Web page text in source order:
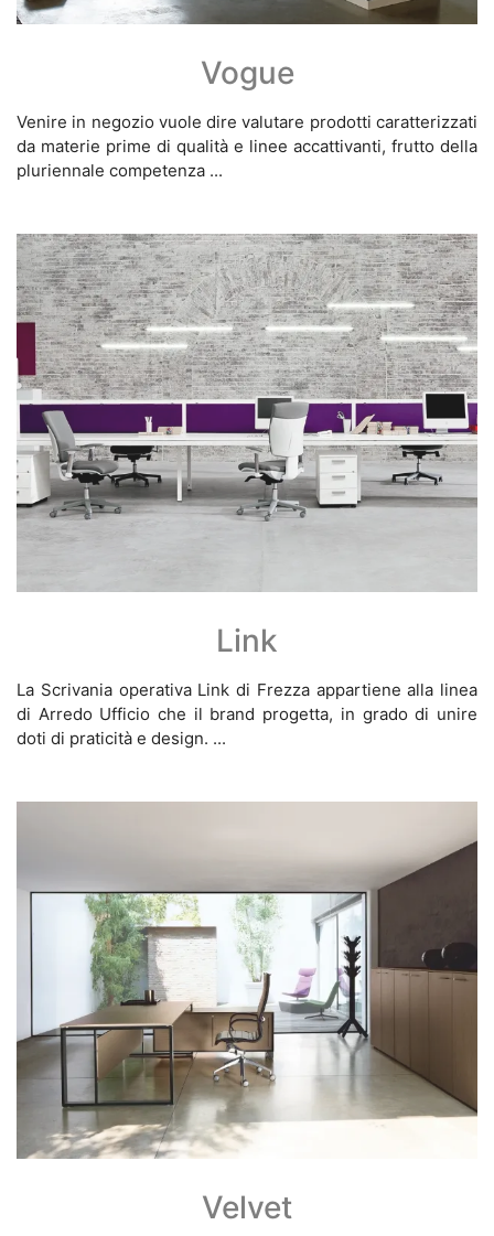
Vogue
Venire in negozio vuole dire valutare prodotti caratterizzati
da materie prime di qualità e linee accattivanti, frutto della
pluriennale competenza ...
Link
La Scrivania operativa Link di Frezza appartiene alla linea
di Arredo Ufficio che il brand progetta, in grado di unire
doti di praticità e design. ...
Velvet